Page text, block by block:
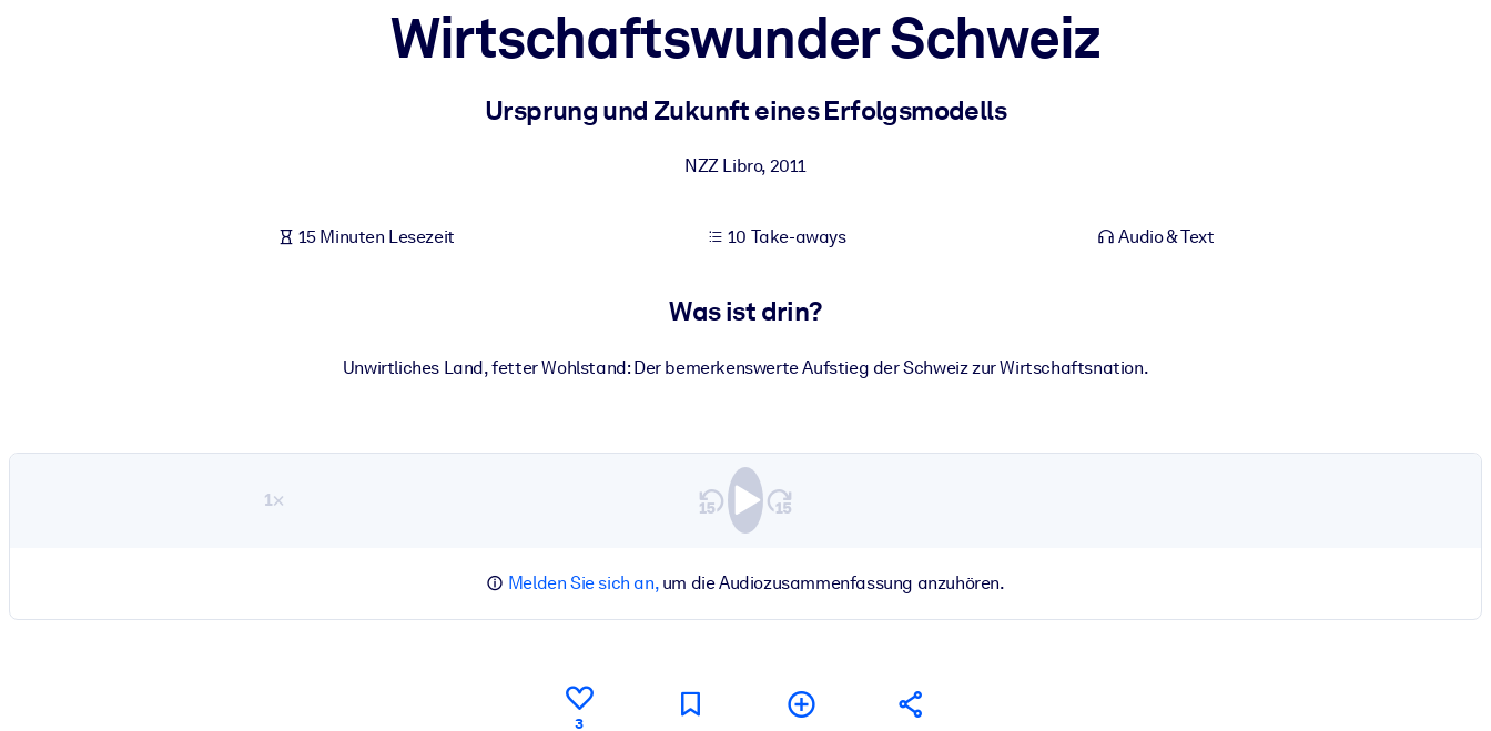
Bereichern Sie Ihre Unternehmensbibliothek mit vertrauenswürdigem, praxisnahem Business-Wissen.
Nutzen Sie verlässliches, strukturiertes Wissen, um die Ergebnisse Ihrer KI-Systeme zu optimieren.
Wirtschaftswunder Schweiz
Ursprung und Zukunft eines Erfolgsmodells
NZZ Libro, 2011
15 Minuten Lesezeit 10 Take-aways Audio & Text
Was ist drin?
Unwirtliches Land, fetter Wohlstand: Der bemerkenswerte Aufstieg der Schweiz zur Wirtschaftsnation.
1×
Melden Sie sich an,um die Audiozusammenfassung anzuhören.
3